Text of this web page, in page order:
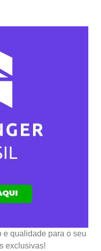
e qualidade para o seu
exclusivas!